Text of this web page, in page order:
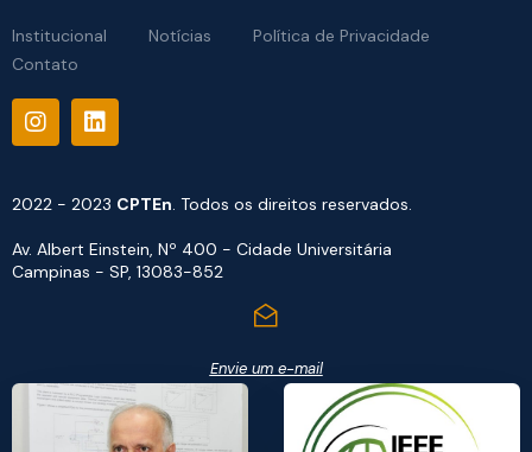
Institucional Notícias
Política de Privacidade
Contato
2022 - 2023 CPTEn. Todos os direitos reservados.
Av. Albert Einstein, Nº 400 - Cidade Universitária
Campinas - SP, 13083-852
Envie um e-mail